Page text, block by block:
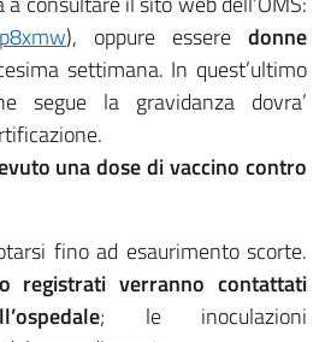
), oppure essere donne
settimana. In quest’ultimo
segue la gravidanza dovra’
una dose di vaccino contro
fino ad esaurimento scorte.
registrati verranno contattati
; le inoculazioni